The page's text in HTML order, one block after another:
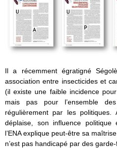
Il a récemment égratigné
association entre insecticides et
(il existe une faible incidence
mais pas pour l’ensemble
régulièrement par les politiques.
déplaise, son influence
l’ENA explique peut-être sa
n’est pas handicapé par des